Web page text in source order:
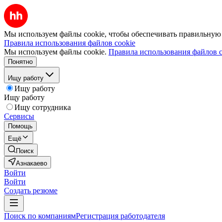
Мы используем файлы cookie, чтобы обеспечивать правильную
Правила использования файлов cookie
Мы используем файлы cookie. Правила использования файлов
Понятно
Ищу работу
Ищу работу
Ищу работу
Ищу сотрудника
Сервисы
Помощь
Ещё
Поиск
Азнакаево
Войти
Войти
Создать резюме
Поиск по компаниямРегистрация работодателя